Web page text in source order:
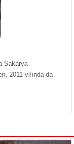
Sakarya
2011 yılında da